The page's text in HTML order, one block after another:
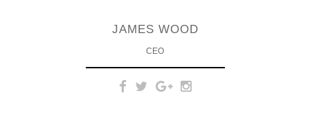
consuetudium lectorum. Mirum est
notare quam littera gothica, quam
nunc putamus parum claram,
anteposuerit litterarum formas
JAMES WOOD
CEO